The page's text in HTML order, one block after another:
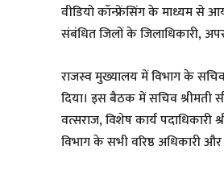
​वीडियो कॉन्फ्रेंसिंग के माध्यम से
संबंधित जिलों के जिलाधिकारी,
​राजस्व मुख्यालय में विभाग के
दिया। इस बैठक में सचिव श्रीमती
वत्सराज, विशेष कार्य
विभाग के सभी वरिष्ठ अधिकारी